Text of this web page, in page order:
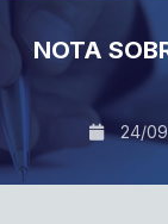
NOTA
24/